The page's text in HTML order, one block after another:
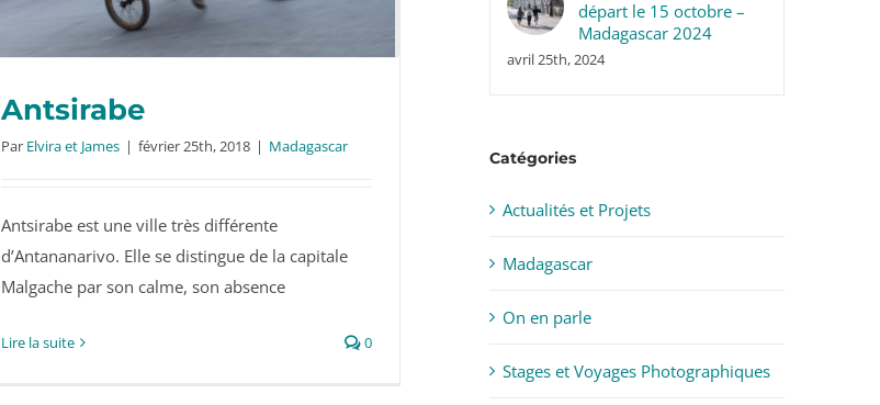
Antsirabe
Antsirabe
Par Elvira et James | février 25th, 2018 | Madagascar
Antsirabe est une ville très différente
d’Antananarivo. Elle se distingue de la capitale
Malgache par son calme, son absence
Lire la suite 0
départ le 15 octobre –
Madagascar 2024
avril 25th, 2024
Catégories
Actualités et Projets
Madagascar
On en parle
Stages et Voyages Photographiques